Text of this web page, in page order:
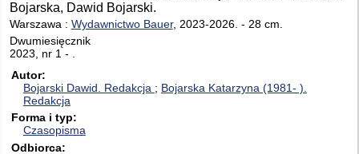
Bojarska, Dawid Bojarski.
Warszawa : Wydawnictwo Bauer, 2023-2026. - 28 cm.
Dwumiesięcznik
2023, nr 1 - .
Autor
Bojarski Dawid. Redakcja
Bojarska Katarzyna (1981- ).
Redakcja
Forma i typ
Czasopisma
Odbiorca